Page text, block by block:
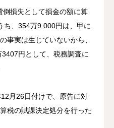
損失として損金の額に算
ち、354万9 000円は、甲に
事実は生じていないから、
円として、税務調査に
月26日付けで、原告に対
税の賦課決定処分を行った